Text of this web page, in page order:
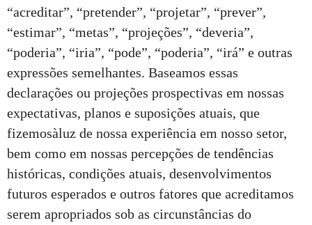
“acreditar”, “pretender”, “projetar”, “prever”,
“estimar”, “metas”, “projeções”, “deveria”,
“poderia”, “iria”, “pode”, “poderia”, “irá” e outras
expressões semelhantes. Baseamos essas
declarações ou projeções prospectivas em nossas
expectativas, planos e suposições atuais, que
fizemosàluz de nossa experiência em nosso setor,
bem como em nossas percepções de tendências
históricas, condições atuais, desenvolvimentos
futuros esperados e outros fatores que acreditamos
serem apropriados sob as circunstâncias do